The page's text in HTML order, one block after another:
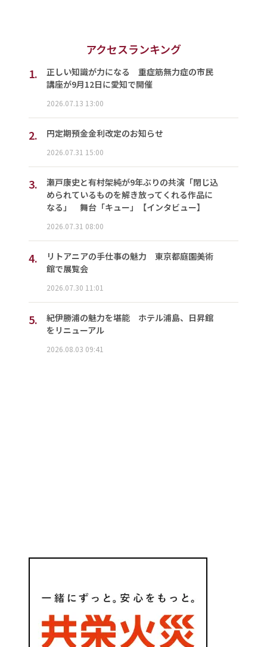
アクセスランキング
1.
正しい知識が力になる 重症筋無力症の市民
講座が9月12日に愛知で開催
2026.07.13 13:00
2. 円定期預金金利改定のお知らせ
2026.07.31 15:00
3.
瀬戸康史と有村架純が9年ぶりの共演「閉じ込
められているものを解き放ってくれる作品に
なる」 舞台「キュー」【インタビュー】
2026.07.31 08:00
4.
リトアニアの手仕事の魅力 東京都庭園美術
館で展覧会
2026.07.30 11:01
5.
紀伊勝浦の魅力を堪能 ホテル浦島、日昇館
をリニューアル
2026.08.03 09:41